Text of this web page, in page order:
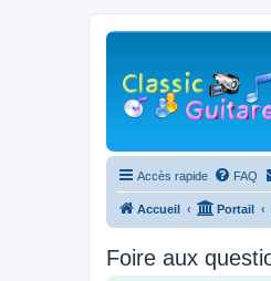
Accès rapide FAQ
Accueil Portail
Foire aux